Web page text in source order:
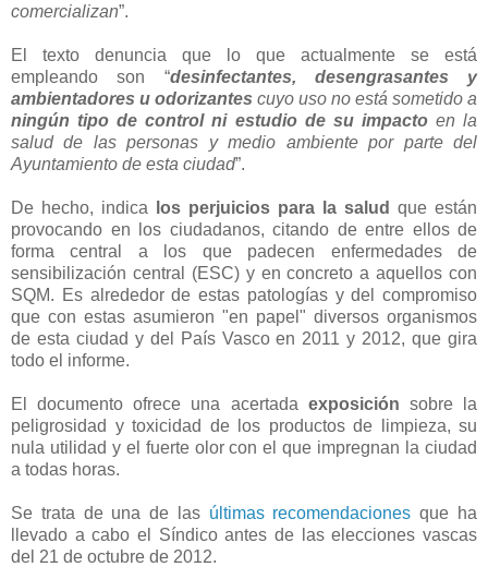
comercializan”.
El texto denuncia que lo que actualmente se está
empleando son “desinfectantes, desengrasantes y
ambientadores u odorizantes cuyo uso no está sometido a
ningún tipo de control ni estudio de su impactoen la
salud de las personas y medio ambiente por parte del
Ayuntamiento de esta ciudad”.
De hecho, indica los perjuicios para la salud que están
provocando en los ciudadanos, citando de entre ellos de
forma central a los que padecen enfermedades de
sensibilización central (ESC) y en concreto a aquellos con
SQM. Es alrededor de estas patologías y del compromiso
que con estas asumieron "en papel" diversos organismos
de esta ciudad y del País Vasco en 2011 y 2012, que gira
todo el informe.
El documento ofrece una acertada exposición sobre la
peligrosidad y toxicidad de los productos de limpieza, su
nula utilidad y el fuerte olor con el que impregnan la ciudad
a todas horas.
Se trata de una de las últimas recomendaciones que ha
llevado a cabo el Síndico antes de las elecciones vascas
del 21 de octubre de 2012.